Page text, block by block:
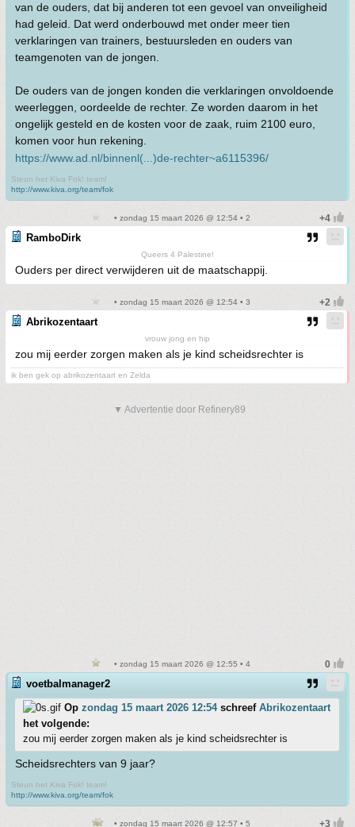
van de ouders, dat bij anderen tot een gevoel van onveiligheid
had geleid. Dat werd onderbouwd met onder meer tien
verklaringen van trainers, bestuursleden en ouders van
teamgenoten van de jongen.
De ouders van de jongen konden die verklaringen onvoldoende
weerleggen, oordeelde de rechter. Ze worden daarom in het
ongelijk gesteld en de kosten voor de zaak, ruim 2100 euro,
komen voor hun rekening.
https://www.ad.nl/binnenl(...)de-rechter~a6115396/
Steun het Kiva Fok! team!
http://www.kiva.org/team/fok
• zondag 15 maart 2026 @ 12:54 • 2
RamboDirk
Queers 4 Palestine!
Ouders per direct verwijderen uit de maatschappij.
• zondag 15 maart 2026 @ 12:54 • 3
Abrikozentaart
vrouw jong en hip
zou mij eerder zorgen maken als je kind scheidsrechter is
ik ben gek op abrikozentaart en Zelda
▼ Advertentie door Refinery89
• zondag 15 maart 2026 @ 12:55 • 4
voetbalmanager2
Op zondag 15 maart 2026 12:54schreef Abrikozentaart
het volgende:
zou mij eerder zorgen maken als je kind scheidsrechter is
Scheidsrechters van 9 jaar?
Steun het Kiva Fok! team!
http://www.kiva.org/team/fok
• zondag 15 maart 2026 @ 12:57 • 5